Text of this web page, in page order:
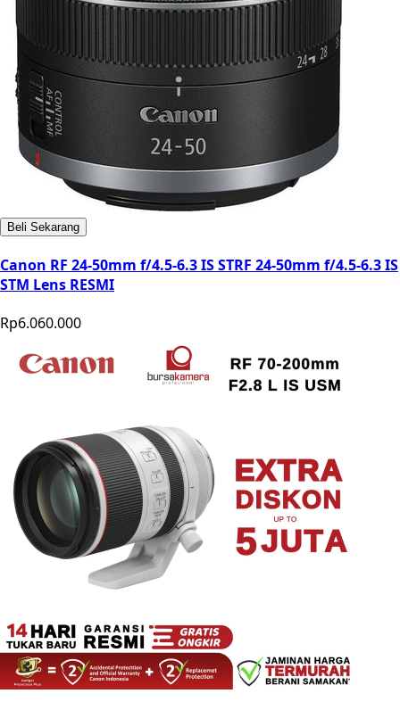
Beli Sekarang
Canon RF 24-50mm f/4.5-6.3 IS STRF 24-50mm f/4.5-6.3 IS
STM Lens RESMI
Rp6.060.000